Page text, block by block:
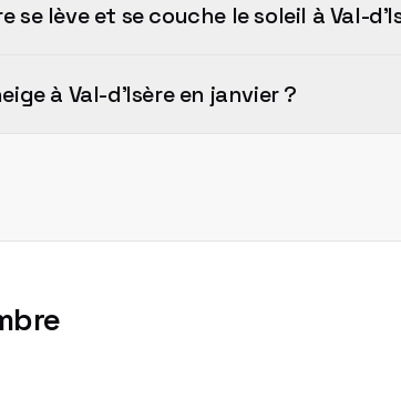
se lève et se couche le soleil à Val-
à Val-d'Isère en janvier ?